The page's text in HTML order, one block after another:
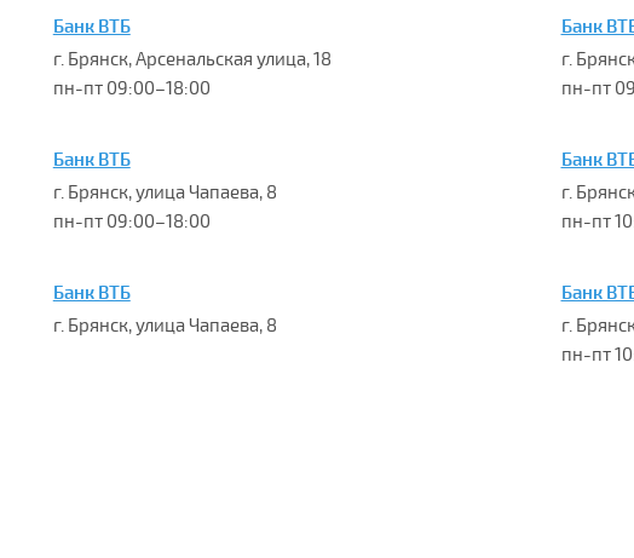
Банк ВТБ
г. Брянск, Арсенальская улица, 18
пн-пт 09:00–18:00
Банк
г.
пн-пт
Банк ВТБ
г. Брянск, улица Чапаева, 8
пн-пт 09:00–18:00
Банк
г.
пн-пт
Банк ВТБ
г. Брянск, улица Чапаева, 8
Банк
г.
пн-пт